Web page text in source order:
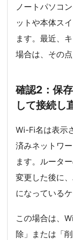
ノートパソコ
ットや本体ス
ます。最近、
場合は、その
確認2：保
して接続し
Wi-Fi名は表示
済みネットワ
ます。ルータ
変更した後に
になっているケ
この場合は、
除」または「